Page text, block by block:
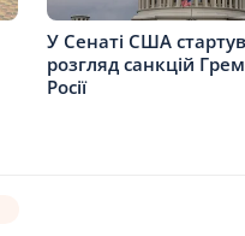
У Сенаті США
розгляд санкцій
Росії